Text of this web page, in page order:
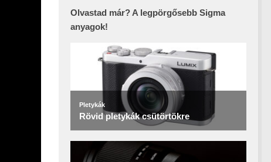
Olvastad már? A legpörgősebb Sigma
anyagok!